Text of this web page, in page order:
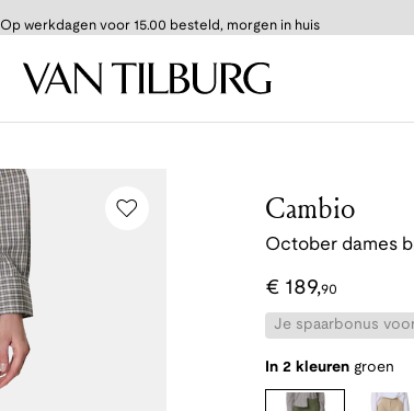
Op werkdagen voor 15.00 besteld, morgen in huis
Cambio
October dames
€ 189,90
Je spaarbonus
In 2 kleuren groen